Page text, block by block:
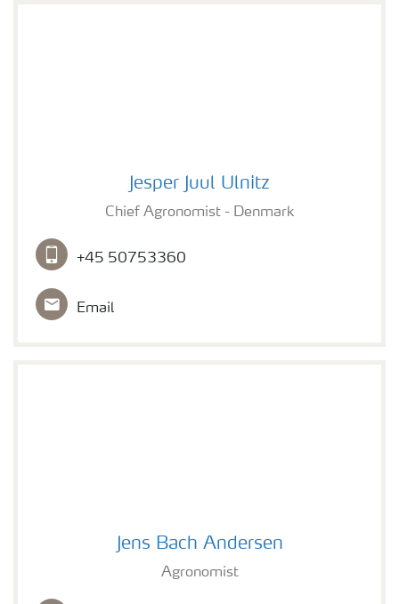
Jesper Juul Ulnitz
Chief Agronomist - Denmark
+45 50753360
Email
Jens Bach Andersen
Agronomist